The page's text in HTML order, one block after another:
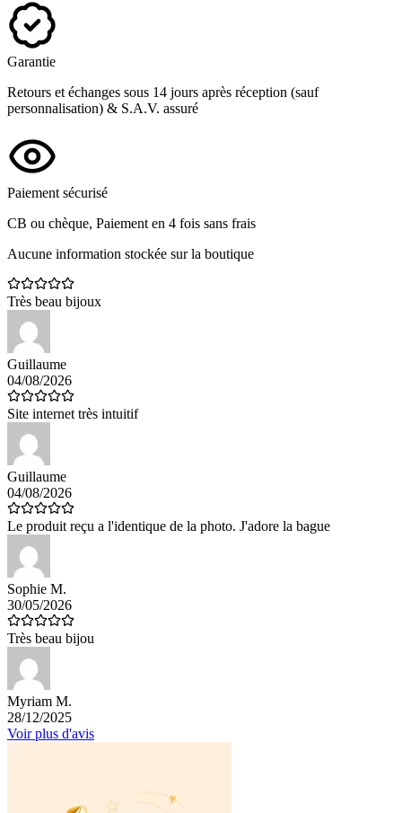
Garantie
Retours et échanges sous 14 jours après réception (sauf
personnalisation) & S.A.V. assuré
Paiement sécurisé
CB ou chèque, Paiement en 4 fois sans frais
Aucune information stockée sur la boutique
Très beau bijoux
Guillaume
04/08/2026
Site internet très intuitif
Guillaume
04/08/2026
Le produit reçu a l'identique de la photo. J'adore la bague
Sophie M.
30/05/2026
Très beau bijou
Myriam M.
28/12/2025
Voir plus d'avis